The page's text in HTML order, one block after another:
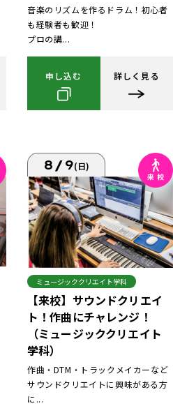
音楽のリズムを作るドラム！初心者
も経験者も歓迎！
プロの講...
申し込む 詳しく見る
8/9(日)
ミュージッククリエイト学科
【来校】サウンドクリエイ
ト！作曲にチャレンジ！
（ミュージッククリエイト
学科）
作曲・DTM・トラックメイカーなど
サウンドクリエイトに興味がある方
に...